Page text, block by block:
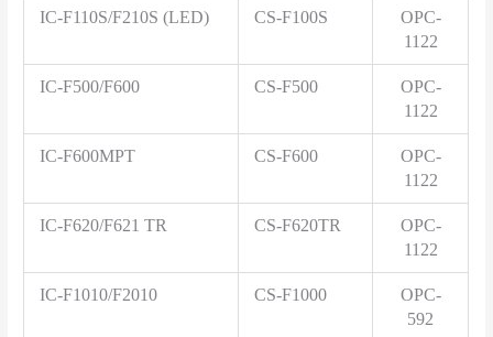
IC-F110S/F210S (LED) CS-F100S
OPC-
1122
IC-F500/F600 CS-F500
OPC-
1122
IC-F600MPT CS-F600
OPC-
1122
IC-F620/F621 TR CS-F620TR
OPC-
1122
IC-F1010/F2010 CS-F1000
OPC-
592